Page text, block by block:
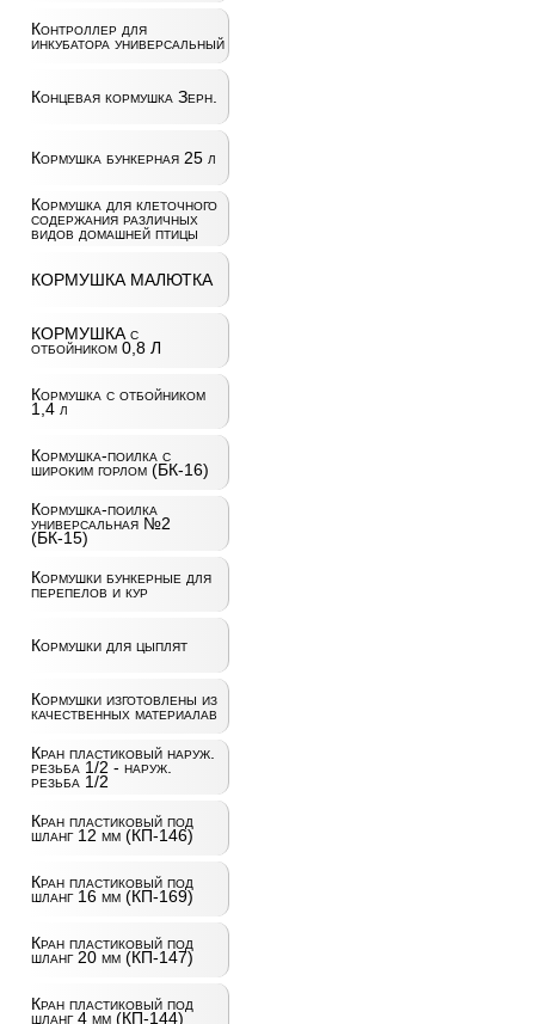
Контроллер для
инкубатора универсальный
Концевая кормушка Зерн.
Кормушка бункерная 25 л
Кормушка для клеточного
содержания различных
видов домашней птицы
КОРМУШКА МАЛЮТКА
КОРМУШКА с
отбойником 0,8 Л
Кормушка с отбойником
1,4 л
Кормушка-поилка с
широким горлом (БК-16)
Кормушка-поилка
универсальная №2
(БК-15)
Кормушки бункерные для
перепелов и кур
Кормушки для цыплят
Кормушки изготовлены из
качественных материалав
Кран пластиковый наруж.
резьба 1/2 - наруж.
резьба 1/2
Кран пластиковый под
шланг 12 мм (КП-146)
Кран пластиковый под
шланг 16 мм (КП-169)
Кран пластиковый под
шланг 20 мм (КП-147)
Кран пластиковый под
шланг 4 мм (КП-144)